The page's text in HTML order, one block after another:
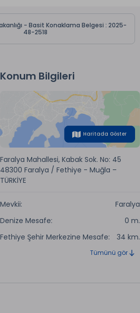
- Basit Konaklama Belgesi : 2025-
48-2518
Konum Bilgileri
Haritada Göster
Faralya Mahallesi, Kabak Sok. No: 45
48300 Faralya / Fethiye - Muğla –
TÜRKİYE
Mevkii:
Faralya
Denize Mesafe:
0 m.
Fethiye Şehir Merkezine Mesafe:
34 km.
Tümünü gör